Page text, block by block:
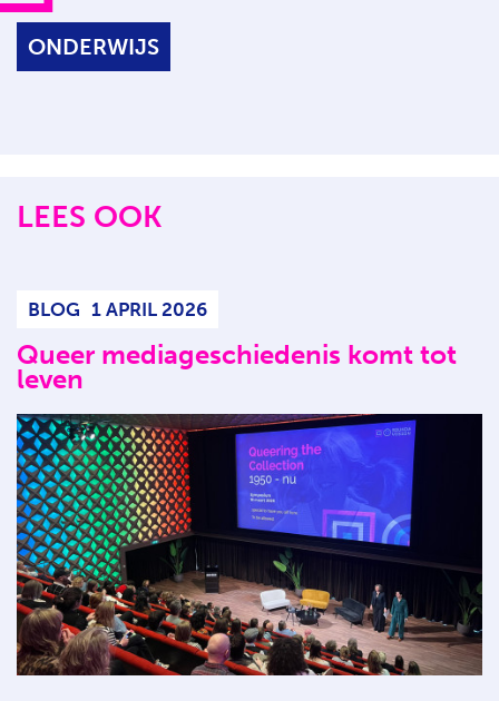
ONDERWIJS
LEES OOK
BLOG 1 APRIL 2026
Queer mediageschiedenis komt tot
leven